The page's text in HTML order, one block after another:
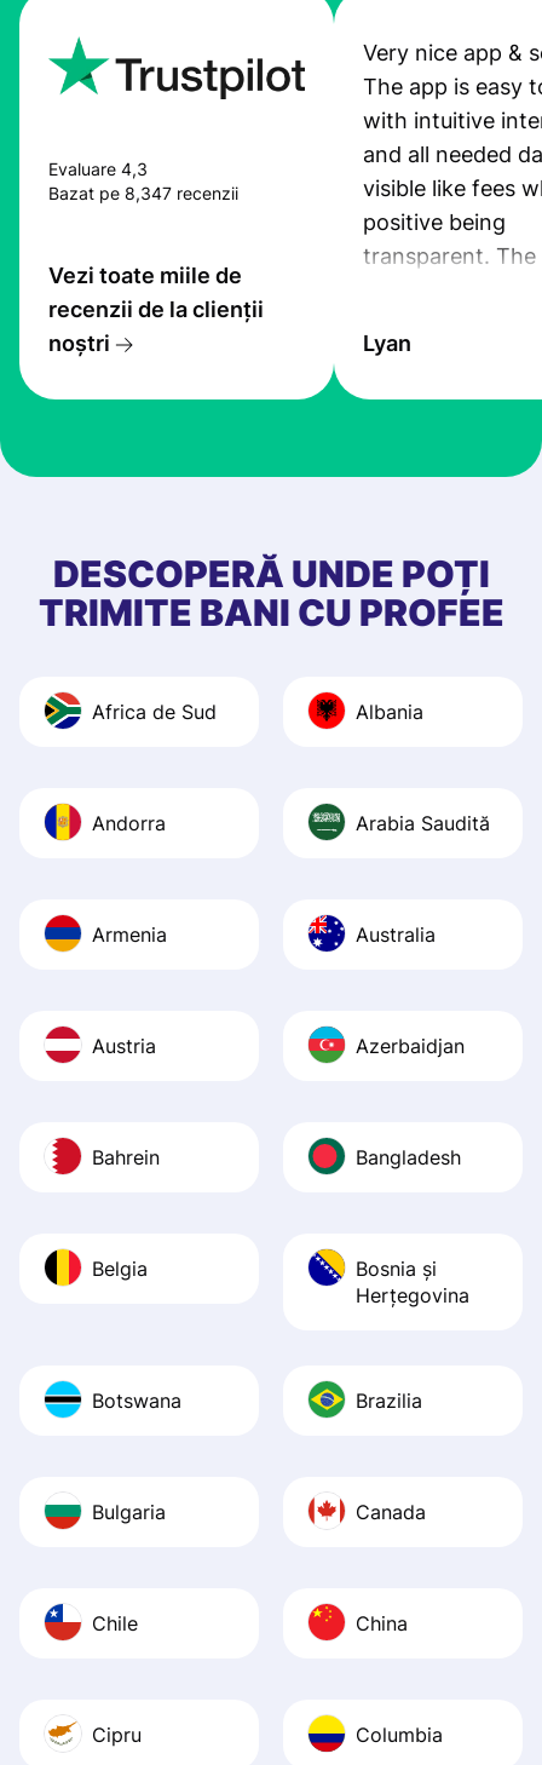
Evaluare 4,3
Bazat pe 8,347 recenzii
Vezi toate miile de
recenzii de la clienții
noștri
Very nice app &
The app is easy
with intuitive
and all needed
visible like fees
positive being
transparent. The
the exchange
at Profee is very
first started
app, and they
quick to provide
Lyan
DESCOPERĂ UNDE POȚI
TRIMITE BANI CU PROFEE
Africa de Sud Albania
Andorra Arabia Saudită
Armenia Australia
Austria Azerbaidjan
Bahrein Bangladesh
Belgia
Bosnia şi
Herţegovina
Botswana Brazilia
Bulgaria Canada
Chile China
Cipru Columbia